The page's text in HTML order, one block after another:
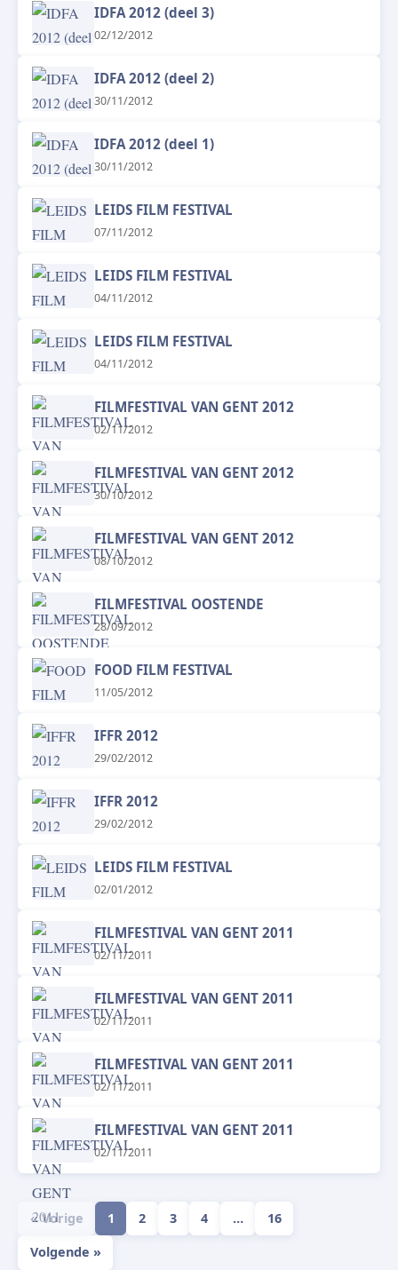
IDFA 2012 (deel 3)
02/12/2012
IDFA 2012 (deel 2)
30/11/2012
IDFA 2012 (deel 1)
30/11/2012
LEIDS FILM FESTIVAL
07/11/2012
LEIDS FILM FESTIVAL
04/11/2012
LEIDS FILM FESTIVAL
04/11/2012
FILMFESTIVAL VAN GENT 2012
02/11/2012
FILMFESTIVAL VAN GENT 2012
30/10/2012
FILMFESTIVAL VAN GENT 2012
08/10/2012
FILMFESTIVAL OOSTENDE
28/09/2012
FOOD FILM FESTIVAL
11/05/2012
IFFR 2012
29/02/2012
IFFR 2012
29/02/2012
LEIDS FILM FESTIVAL
02/01/2012
FILMFESTIVAL VAN GENT 2011
02/11/2011
FILMFESTIVAL VAN GENT 2011
02/11/2011
FILMFESTIVAL VAN GENT 2011
02/11/2011
FILMFESTIVAL VAN GENT 2011
02/11/2011
« Vorige 1 2 3 4 … 16
Volgende »